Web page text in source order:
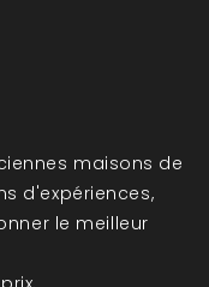
maisons de
d'expériences,
le meilleur